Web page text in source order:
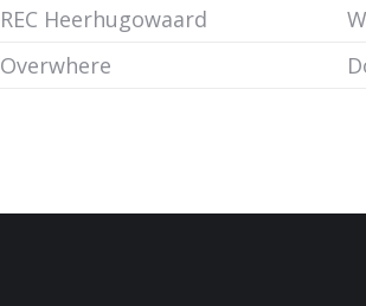
REC Heerhugowaard
Overwhere